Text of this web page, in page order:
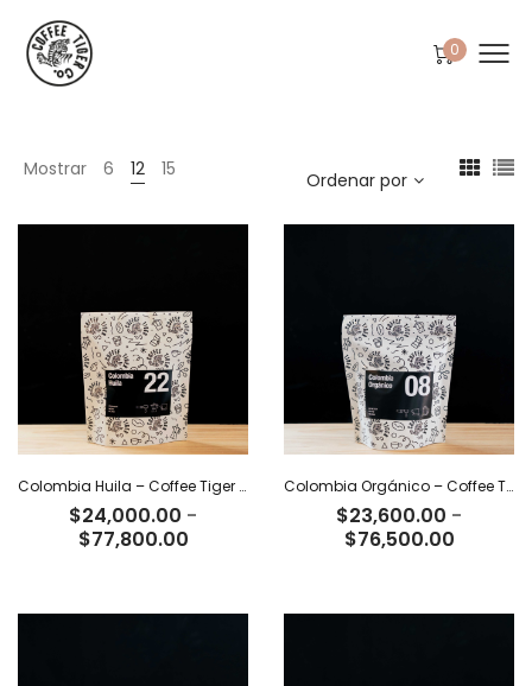
0
Mostrar 6 12 15 Ordenar por
Colombia Huila – Coffee Tiger Co
$24,000.00 -
$77,800.00Rango
desde
Colombia Orgánico – Coffee Tiger Co
$23,600.00 -
$76,500.00Rango
desde